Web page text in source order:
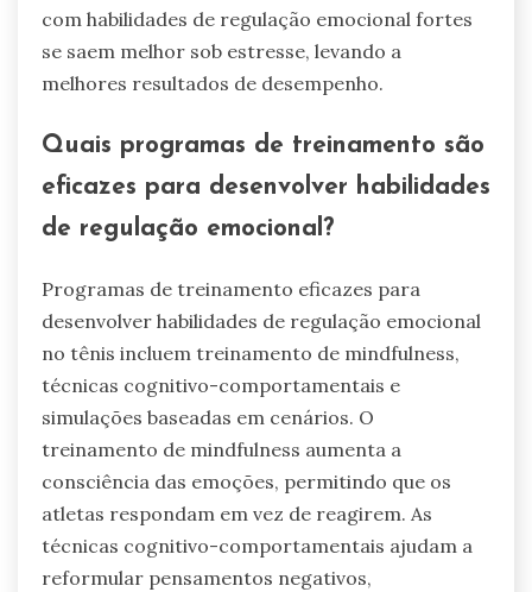
com habilidades de regulação emocional fortes
se saem melhor sob estresse, levando a
melhores resultados de desempenho.
Quais programas de treinamento são
eficazes para desenvolver habilidades
de regulação emocional?
Programas de treinamento eficazes para
desenvolver habilidades de regulação emocional
no tênis incluem treinamento de mindfulness,
técnicas cognitivo-comportamentais e
simulações baseadas em cenários. O
treinamento de mindfulness aumenta a
consciência das emoções, permitindo que os
atletas respondam em vez de reagirem. As
técnicas cognitivo-comportamentais ajudam a
reformular pensamentos negativos,